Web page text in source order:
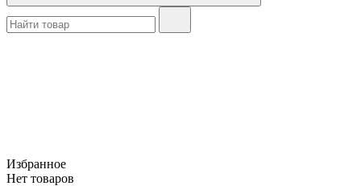
Избранное
Нет товаров